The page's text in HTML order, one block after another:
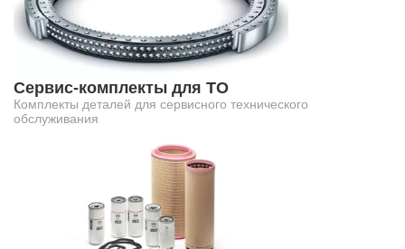
Сервис-комплекты для ТО
Комплекты деталей для сервисного технического
обслуживания